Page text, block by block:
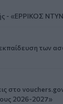
- «ΕΡΡΙΚΟΣ
των
στο
2026-2027»